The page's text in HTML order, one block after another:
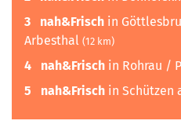
3 nah&Frisch in
Arbesthal (12 km)
4 nah&Frisch in Rohrau /
5 nah&Frisch in Schützen